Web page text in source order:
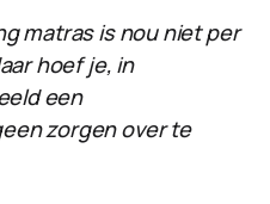
matras is nou niet per
hoef je, in
een
zorgen over te